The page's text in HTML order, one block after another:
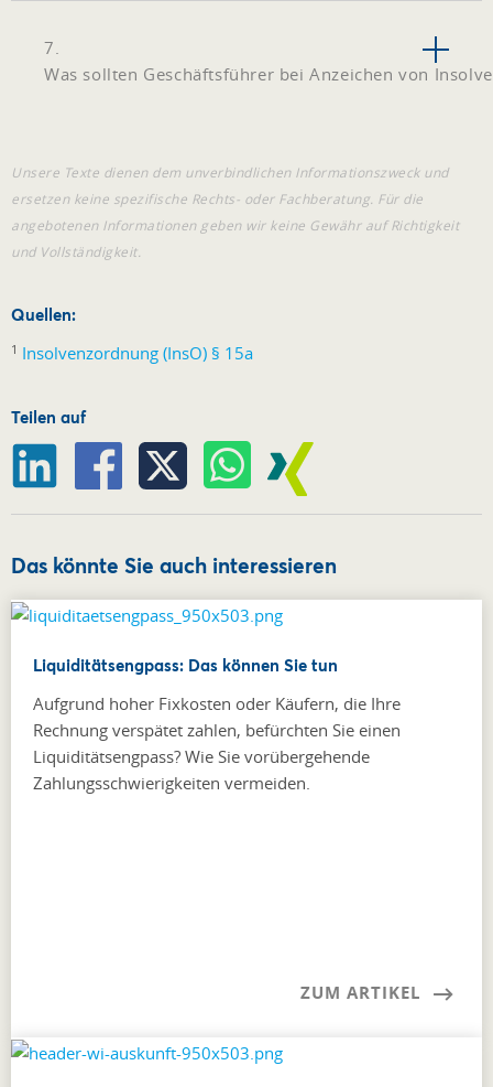
7.
Was sollten Geschäftsführer bei Anzeichen von
Unsere Texte dienen dem unverbindlichen Informationszweck und
ersetzen keine spezifische Rechts- oder Fachberatung. Für die
angebotenen Informationen geben wir keine Gewähr auf Richtigkeit
und Vollständigkeit.
Quellen:
1 Insolvenzordnung (InsO) § 15a
Teilen auf
Das könnte Sie auch interessieren
Liquiditätsengpass: Das können Sie tun
Aufgrund hoher Fixkosten oder Käufern, die Ihre
Rechnung verspätet zahlen, befürchten Sie einen
Liquiditätsengpass? Wie Sie vorübergehende
Zahlungsschwierigkeiten vermeiden.
ZUM ARTIKEL